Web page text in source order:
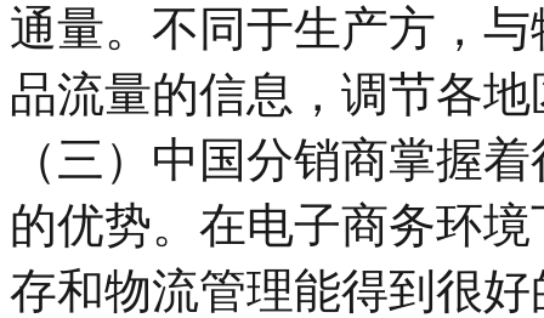
通量。不同于生产方，
品流量的信息，调节各
（三）中国分销商掌握
的优势。在电子商务环
存和物流管理能得到很